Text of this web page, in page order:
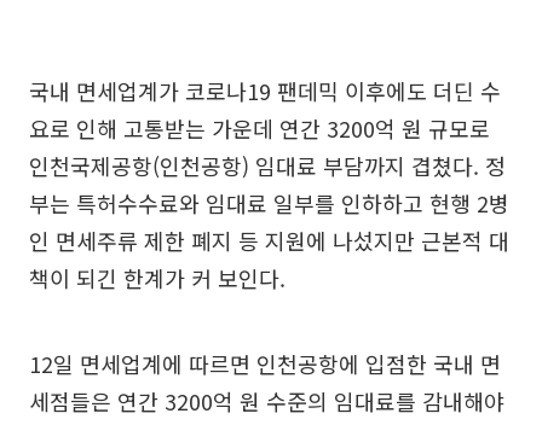
국내 면세업계가 코로나19 팬데믹 이후에도 더딘 수
요로 인해 고통받는 가운데 연간 3200억 원 규모로
인천국제공항(인천공항) 임대료 부담까지 겹쳤다. 정
부는 특허수수료와 임대료 일부를 인하하고 현행 2병
인 면세주류 제한 폐지 등 지원에 나섰지만 근본적 대
책이 되긴 한계가 커 보인다.
12일 면세업계에 따르면 인천공항에 입점한 국내 면
세점들은 연간 3200억 원 수준의 임대료를 감내해야